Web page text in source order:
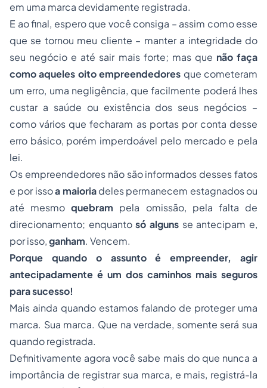
em uma marca devidamente registrada.
E ao final, espero que você consiga – assim como esse
que se tornou meu cliente – manter a integridade do
seu negócio e até sair mais forte; mas que não faça
como aqueles oito empreendedores que cometeram
um erro, uma negligência, que facilmente poderá lhes
custar a saúde ou existência dos seus negócios –
como vários que fecharam as portas por conta desse
erro básico, porém imperdoável pelo mercado e pela
lei.
Os empreendedores não são informados desses fatos
e por issoa maioriadeles permanecem estagnados ou
até mesmoquebram pela omissão, pela falta de
direcionamento; enquantosó alguns se antecipam e,
por isso,ganham. Vencem.
Porque quando o assunto é empreender, agir
antecipadamente é um dos caminhos mais seguros
para sucesso!
Mais ainda quando estamos falando de proteger uma
marca. Sua marca. Que na verdade, somente será sua
quando registrada.
Definitivamente agora você sabe mais do que nunca a
importância de registrar sua marca, e mais, registrá-la